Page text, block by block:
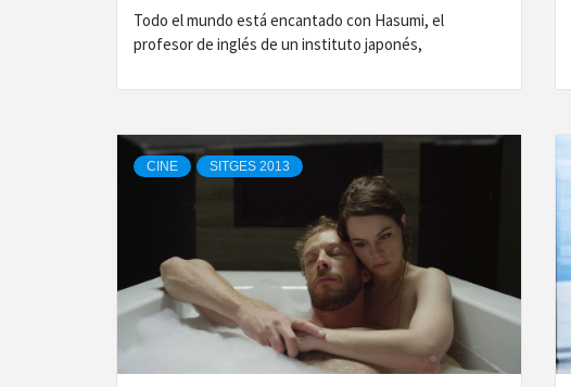
Todo el mundo está encantado con Hasumi, el
profesor de inglés de un instituto japonés,
CINE SITGES 2013